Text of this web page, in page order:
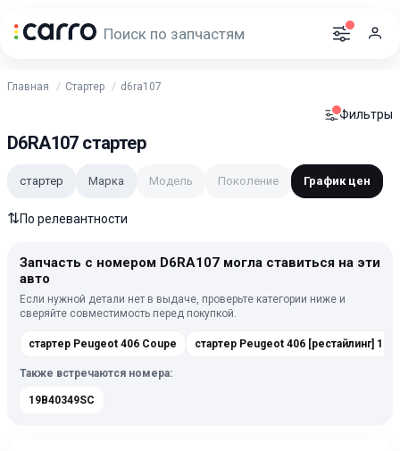
Главная Стартер d6ra107
Фильтры
D6RA107 стартер
стартер Марка Модель Поколение График цен
⇅По релевантности
Запчасть с номером D6RA107 могла ставиться на эти
авто
Если нужной детали нет в выдаче, проверьте категории ниже и
сверяйте совместимость перед покупкой.
стартер Peugeot 406 Coupe
Также встречаются номера:
19B40349SC